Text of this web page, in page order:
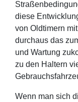
diese
von Oldtimern
durchaus das
und Wartung
zu den Haltern
Wenn man sich